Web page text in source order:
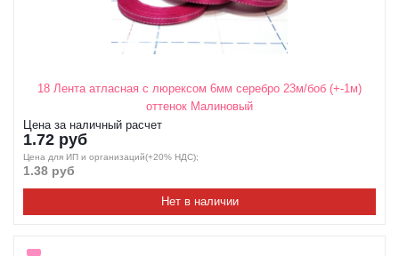
18 Лента атласная с люрексом 6мм серебро 23м/боб (+-1м)
оттенок Малиновый
Цена за наличный расчет
1.72 руб
Цена для ИП и организаций(+20% НДС);
1.38 руб
Нет в наличии